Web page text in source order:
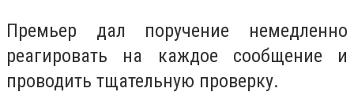
Премьер дал поручение немедленно
реагировать на каждое сообщение и
проводить тщательную проверку.